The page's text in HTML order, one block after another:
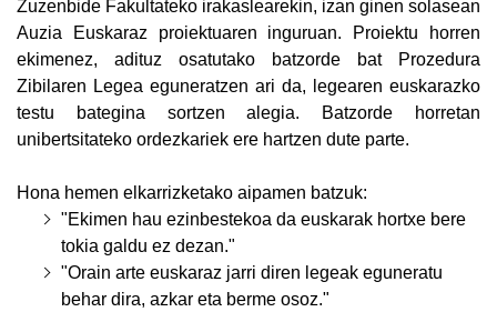
Zuzenbide Fakultateko irakaslearekin, izan ginen solasean
Auzia Euskaraz proiektuaren inguruan. Proiektu horren
ekimenez, adituz osatutako batzorde bat Prozedura
Zibilaren Legea eguneratzen ari da, legearen euskarazko
testu bategina sortzen alegia. Batzorde horretan
unibertsitateko ordezkariek ere hartzen dute parte.
Hona hemen elkarrizketako aipamen batzuk:
"Ekimen hau ezinbestekoa da euskarak hortxe bere
tokia galdu ez dezan."
"Orain arte euskaraz jarri diren legeak eguneratu
behar dira, azkar eta berme osoz."